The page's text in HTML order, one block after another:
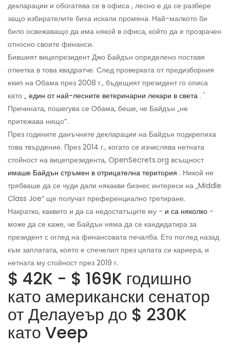
декларации и обогатява се в офиса , лесно е да се разбере
защо избирателите биха искали промяна. Най-малкото би
било освежаващо да има някой в ​​офиса, който да е прозрачен
относно своите финанси.
Бившият вицепрезидент Джо Байдън определено поставя
отметка в това квадратче. След проверката от предизборния
екип на Обама през 2008 г., бъдещият президент го описа
като „ един от най-лесните ветеринарни лекари в света . '
Причината, пошегува се Обама, беше, че Байдън „не
притежава нищо“.
През годините данъчните декларации на Байдън подкрепиха
това твърдение. През 2014 г., когато се изчислява нетната
стойност на вицепрезидента, OpenSecrets.org всъщност
имаше Байдън стръмен в отрицателна територия . Никой не
трябваше да се чуди дали някакви бизнес интереси на „Middle
Class Joe“ ще получат преференциално третиране.
Накратко, каквито и да са недостатъците му - и са няколко -
може да се каже, че Байдън няма да се кандидатира за
президент с оглед на финансовата печалба. Ето поглед назад
към заплатата, която е спечелил през цялата си кариера, и
нетната му стойност през 2019 г.
$ 42K - $ 169K годишно
като американски сенатор
от Делауеър до $ 230K
като Veep